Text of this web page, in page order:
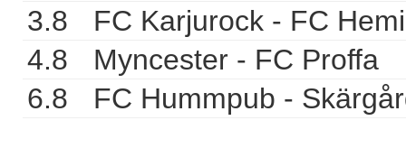
3.8
FC Karjurock - FC
4.8
Myncester - FC Proffa
6.8
FC Hummpub -